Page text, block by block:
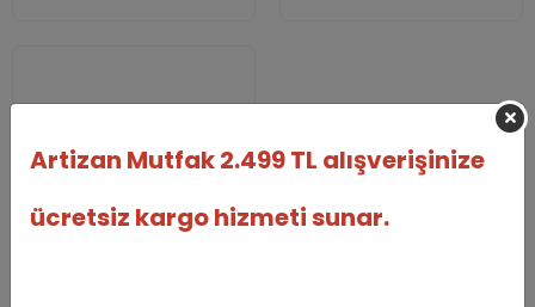
Artizan Mutfak 2.499 TL alışverişinize
ücretsiz kargo hizmeti sunar.